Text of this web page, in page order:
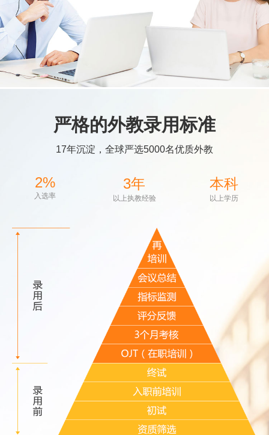
严格的外教录用标准
17年沉淀，全球严选5000名优质外教
2%
入选率
3年
以上执教经验
本科
以上学历